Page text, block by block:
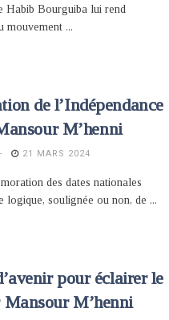
Habib Bourguiba lui rend
mouvement ...
de l’Indépendance
M’henni
21 MARS 2024
des dates nationales
logique, soulignée ou non, de ...
pour éclairer le
M’henni